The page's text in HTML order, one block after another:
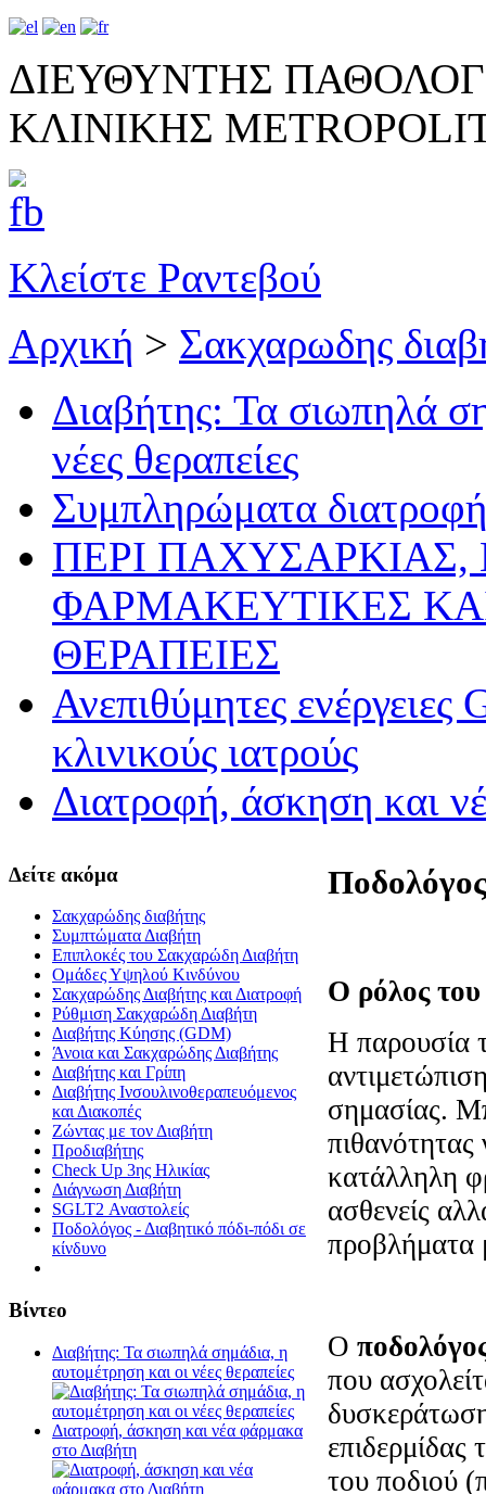
ΔΙΕΥΘΥΝΤΗΣ
ΚΛΙΝΙΚΗΣ
Κλείστε Ραντεβού
Αρχική > Σακχαρωδης
Διαβήτης: Τα σιωπηλά
νέες θεραπείες
Συμπληρώματα
ΠΕΡΙ
ΦΑΡΜΑΚΕΥΤΙΚΕΣ
ΘΕΡΑΠΕΙΕΣ
Ανεπιθύμητες
κλινικούς ιατρούς
Διατροφή, άσκηση και
O ρόλος
Η παρουσία
σημασίας.
κατάλληλη
ασθενείς
προβλήματα
Ο
που
του ποδιού
Δείτε ακόμα
Σακχαρώδης διαβήτης
Συμπτώματα Διαβήτη
Επιπλοκές του Σακχαρώδη Διαβήτη
Oμάδες Υψηλού Κινδύνου
Σακχαρώδης Διαβήτης και Διατροφή
Ρύθμιση Σακχαρώδη Διαβήτη
Διαβήτης Κύησης (GDM)
Άνοια και Σακχαρώδης Διαβήτης
Διαβήτης και Γρίπη
Διαβήτης Ινσουλινοθεραπευόμενος
και Διακοπές
Ζώντας με τον Διαβήτη
Προδιαβήτης
Check Up 3ης Ηλικίας
Διάγνωση Διαβήτη
SGLT2 Αναστολείς
Ποδολόγος - Διαβητικό πόδι-πόδι σε
κίνδυνο
Βίντεο
Διαβήτης: Τα σιωπηλά σημάδια, η
αυτομέτρηση και οι νέες θεραπείες
Διατροφή, άσκηση και νέα φάρμακα
στο Διαβήτη